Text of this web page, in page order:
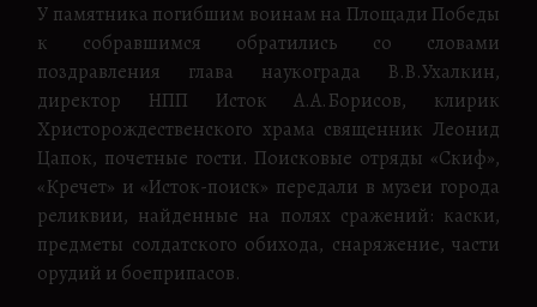
У памятника погибшим воинам на Площади Победы
к собравшимся обратились со словами
поздравления глава наукограда В.В.Ухалкин,
директор НПП Исток А.А.Борисов, клирик
Христорождественского храма священник Леонид
Цапок, почетные гости. Поисковые отряды «Скиф»,
«Кречет» и «Исток-поиск» передали в музеи города
реликвии, найденные на полях сражений: каски,
предметы солдатского обихода, снаряжение, части
орудий и боеприпасов.